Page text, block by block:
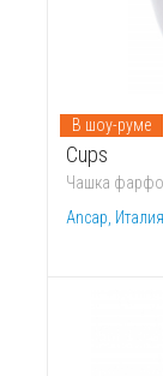
Cups
Чашка
Ancap, Италия
В шоу-руме